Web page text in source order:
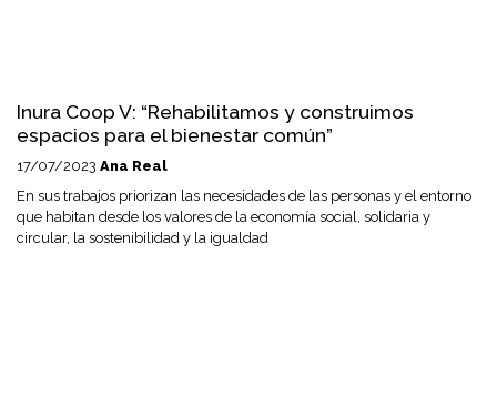
Inura Coop V: “Rehabilitamos y construimos
espacios para el bienestar común”
17/07/2023 Ana Real
En sus trabajos priorizan las necesidades de las personas y el entorno
que habitan desde los valores de la economía social, solidaria y
circular, la sostenibilidad y la igualdad